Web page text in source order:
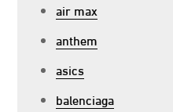
air max
anthem
asics
balenciaga